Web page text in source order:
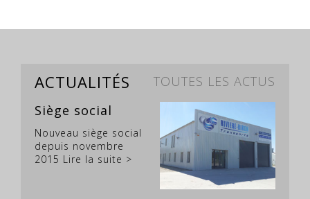
ACTUALITÉS
TOUTES LES ACTUS
Siège social
Nouveau siège social
depuis novembre
2015 Lire la suite >